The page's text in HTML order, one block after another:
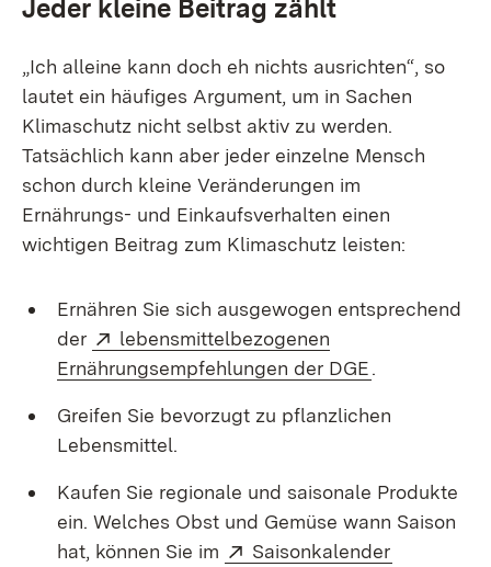
Jeder kleine Beitrag zählt
„Ich alleine kann doch eh nichts ausrichten“, so
lautet ein häufiges Argument, um in Sachen
Klimaschutz nicht selbst aktiv zu werden.
Tatsächlich kann aber jeder einzelne Mensch
schon durch kleine Veränderungen im
Ernährungs- und Einkaufsverhalten einen
wichtigen Beitrag zum Klimaschutz leisten:
Ernähren Sie sich ausgewogen entsprechend
der
Extern:
lebensmittelbezogenen
Ernährungsempfehlungen der DGE.
Greifen Sie bevorzugt zu pflanzlichen
Lebensmittel.
Kaufen Sie regionale und saisonale Produkte
ein. Welches Obst und Gemüse wann Saison
hat, können Sie im
Extern:
Saisonkalender